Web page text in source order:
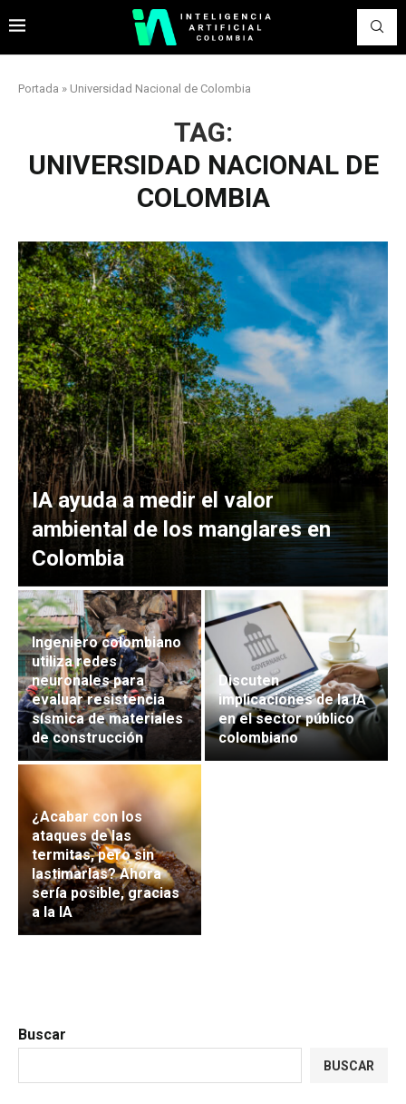
Portada » Universidad Nacional de Colombia
TAG:
UNIVERSIDAD NACIONAL DE
COLOMBIA
IA ayuda a medir el valor
ambiental de los manglares en
Colombia
Ingeniero colombiano
utiliza redes
neuronales para
evaluar resistencia
sísmica de materiales
de construcción
Discuten
implicaciones de la IA
en el sector público
colombiano
¿Acabar con los
ataques de las
termitas, pero sin
lastimarlas? Ahora
sería posible, gracias
a la IA
Buscar
BUSCAR